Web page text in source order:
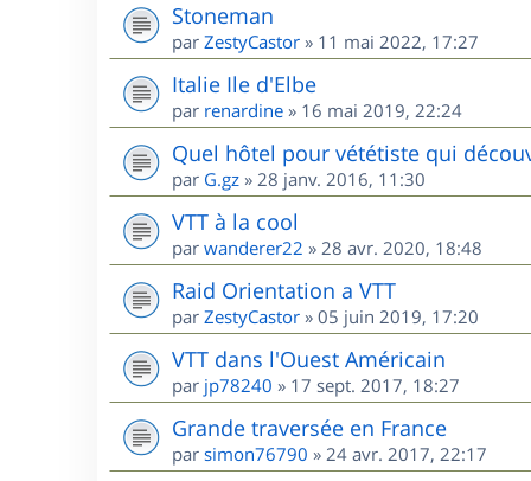
Stoneman
par ZestyCastor » 11 mai 2022, 17:27
Italie Ile d'Elbe
par renardine » 16 mai 2019, 22:24
Quel hôtel pour vététiste qui
par G.gz » 28 janv. 2016, 11:30
VTT à la cool
par wanderer22 » 28 avr. 2020, 18:48
Raid Orientation a VTT
par ZestyCastor » 05 juin 2019, 17:20
VTT dans l'Ouest Américain
par jp78240 » 17 sept. 2017, 18:27
Grande traversée en France
par simon76790 » 24 avr. 2017, 22:17